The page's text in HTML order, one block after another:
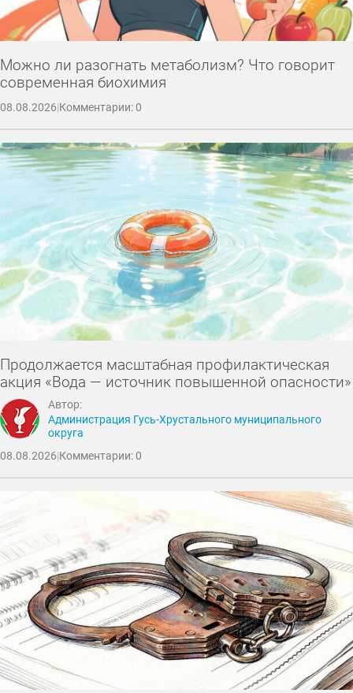
Можно ли разогнать метаболизм? Что говорит
современная биохимия
08.08.2026|Комментарии: 0
Продолжается масштабная профилактическая
акция «Вода — источник повышенной опасности»
Автор:
Администрация Гусь-Хрустального муниципального
округа
08.08.2026 Комментарии: 0